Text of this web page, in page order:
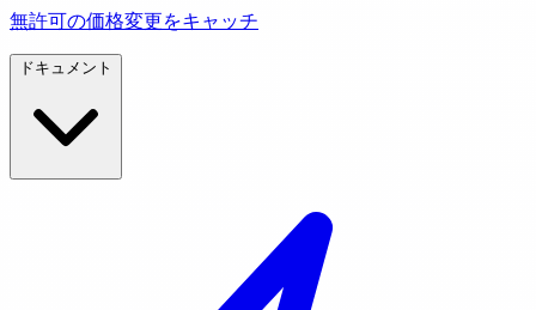
無許可の価格変更をキャッチ
ドキュメント